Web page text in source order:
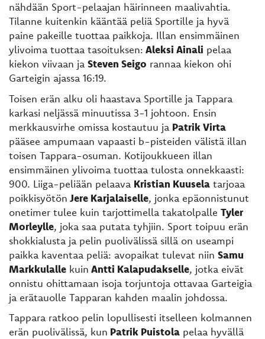
nähdään Sport-pelaajan häirinneen maalivahtia.
Tilanne kuitenkin kääntää peliä Sportille ja hyvä
paine pakeille tuottaa paikkoja. Illan ensimmäinen
ylivoima tuottaa tasoituksen: Aleksi Ainali pelaa
kiekon viivaan jaSteven Seigo rannaa kiekon ohi
Garteigin ajassa 16:19.
Toisen erän alku oli haastava Sportille ja Tappara
karkasi neljässä minuutissa 3-1 johtoon. Ensin
merkkausvirhe omissa kostautuu ja Patrik Virta
pääsee ampumaan vapaasti b-pisteiden välistä illan
toisen Tappara-osuman. Kotijoukkueen illan
ensimmäinen ylivoima tuottaa tulosta onnekkaasti:
900. Liiga-peliään pelaava Kristian Kuusela tarjoaa
poikkisyötön Jere Karjalaiselle, jonka epäonnistunut
onetimer tulee kuin tarjottimella takatolpalle Tyler
Morleylle, joka saa putata tyhjiin. Sport toipuu erän
shokkialusta ja pelin puolivälissä sillä on useampi
paikka kaventaa peliä: avopaikat tulevat niin Samu
Markkulalle kuin Antti Kalapudakselle, jotka eivät
onnistu ohittamaan isoja torjuntoja ottavaa Garteigia
ja erätauolle Tapparan kahden maalin johdossa.
Tappara ratkoo pelin lopullisesti itselleen kolmannen
erän puolivälissä, kun Patrik Puistola pelaa hyvällä